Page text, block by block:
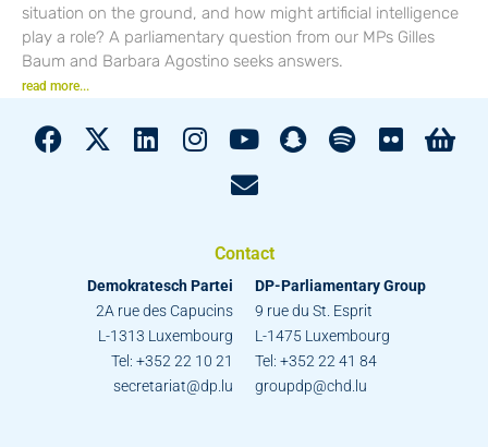
situation on the ground, and how might artificial intelligence
play a role? A parliamentary question from our MPs Gilles
Baum and Barbara Agostino seeks answers.
read more...
Contact
Demokratesch Partei
2A rue des Capucins
L-1313 Luxembourg
Tel: +352 22 10 21
secretariat@dp.lu
DP-Parliamentary Group
9 rue du St. Esprit
L-1475 Luxembourg
Tel: +352 22 41 84
groupdp@chd.lu